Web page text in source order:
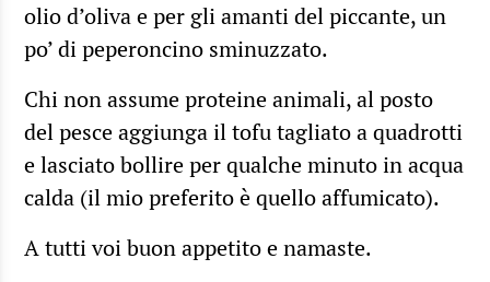
olio d’oliva e per gli amanti del piccante, un
po’ di peperoncino sminuzzato.
Chi non assume proteine animali, al posto
del pesce aggiunga il tofu tagliato a quadrotti
e lasciato bollire per qualche minuto in acqua
calda (il mio preferito è quello affumicato).
A tutti voi buon appetito e namaste.